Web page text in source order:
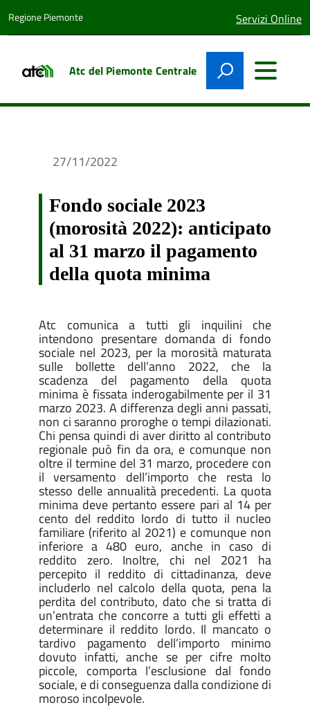
Regione Piemonte lingua
attiva:
Servizi Online
Atc del Piemonte Centrale
27/11/2022
Fondo sociale 2023
(morosità 2022): anticipato
al 31 marzo il pagamento
della quota minima
Atc comunica a tutti gli inquilini che
intendono presentare domanda di fondo
sociale nel 2023, per la morosità maturata
sulle bollette dell’anno 2022, che la
scadenza del pagamento della quota
minima è fissata inderogabilmente per il 31
marzo 2023. A differenza degli anni passati,
non ci saranno proroghe o tempi dilazionati.
Chi pensa quindi di aver diritto al contributo
regionale può fin da ora, e comunque non
oltre il termine del 31 marzo, procedere con
il versamento dell’importo che resta lo
stesso delle annualità precedenti. La quota
minima deve pertanto essere pari al 14 per
cento del reddito lordo di tutto il nucleo
familiare (riferito al 2021) e comunque non
inferiore a 480 euro, anche in caso di
reddito zero. Inoltre, chi nel 2021 ha
percepito il reddito di cittadinanza, deve
includerlo nel calcolo della quota, pena la
perdita del contributo, dato che si tratta di
un’entrata che concorre a tutti gli effetti a
determinare il reddito lordo. Il mancato o
tardivo pagamento dell’importo minimo
dovuto infatti, anche se per cifre molto
piccole, comporta l’esclusione dal fondo
sociale, e di conseguenza dalla condizione di
moroso incolpevole.